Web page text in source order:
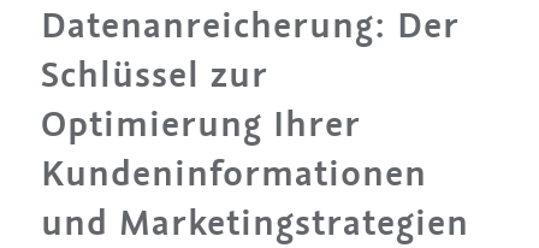
Datenanreicherung: Der
Schlüssel zur
Optimierung Ihrer
Kundeninformationen
und Marketingstrategien